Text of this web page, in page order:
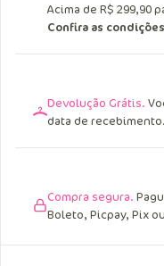
Acima de R$ 299,90
Confira as condições
Devolução Grátis.
data de recebimento.
Compra segura.
Boleto, Picpay, Pix